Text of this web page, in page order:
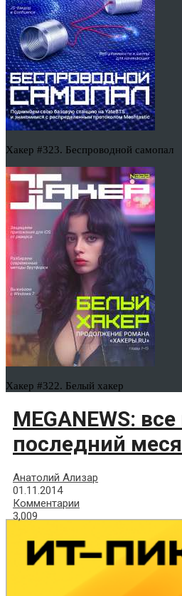
Хакер #323. Беспроводной самопал
Хакер #322. Белый хакер
MEGANEWS:
последний
Анатолий Ализар
01.11.2014
Комментарии
3,009